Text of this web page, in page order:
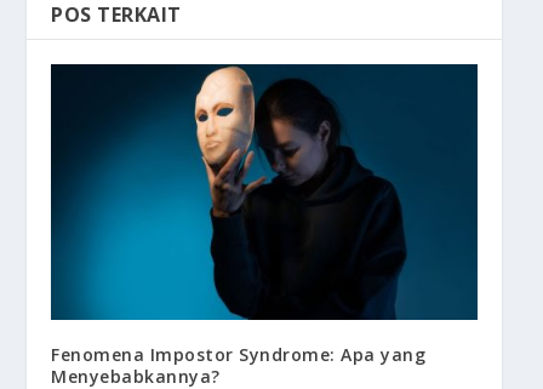
POS TERKAIT
Fenomena Impostor Syndrome: Apa yang
Menyebabkannya?